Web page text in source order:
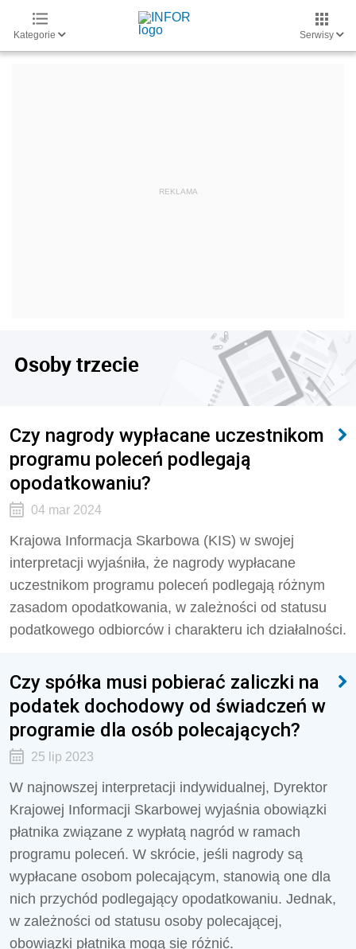
Kategorie Serwisy
Osoby trzecie
Czy nagrody wypłacane uczestnikom
programu poleceń podlegają
opodatkowaniu?
04 mar 2024
Krajowa Informacja Skarbowa (KIS) w swojej
interpretacji wyjaśniła, że nagrody wypłacane
uczestnikom programu poleceń podlegają różnym
zasadom opodatkowania, w zależności od statusu
podatkowego odbiorców i charakteru ich działalności.
Czy spółka musi pobierać zaliczki na
podatek dochodowy od świadczeń w
programie dla osób polecających?
25 lip 2023
W najnowszej interpretacji indywidualnej, Dyrektor
Krajowej Informacji Skarbowej wyjaśnia obowiązki
płatnika związane z wypłatą nagród w ramach
programu poleceń. W skrócie, jeśli nagrody są
wypłacane osobom polecającym, stanowią one dla
nich przychód podlegający opodatkowaniu. Jednak,
w zależności od statusu osoby polecającej,
obowiązki płatnika mogą się różnić.